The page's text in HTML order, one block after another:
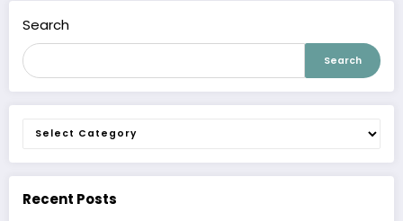
Search
Search
Categories
Recent Posts